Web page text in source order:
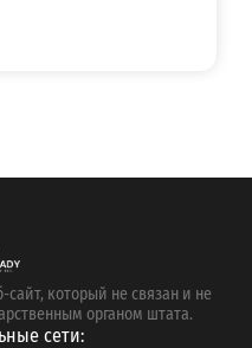
который не связан и не
органом штата.
сети: